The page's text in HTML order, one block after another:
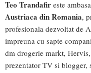
Teo Trandafir este
Austriaca din Romania,
profesionala dezvoltat de
impreuna cu sapte
dm drogerie markt,
prezentator TV si blogger,